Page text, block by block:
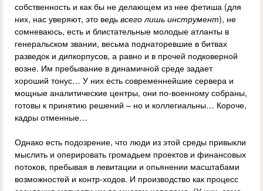
собственность и как бы не делающем из нее фетиша (для
них, нас уверяют, это ведь всего лишь инструмент), не
сомневаюсь, есть и блистательные молодые атланты в
генеральском звании, весьма поднаторевшие в битвах
разведок и дипкорпусов, а равно и в прочей подковерной
возне. Им пребывание в динамичной среде задает
хороший тонус… У них есть современнейшие сервера и
мощные аналитические центры, они по-военному собраны,
готовы к принятию решений – но и коллегиальны… Короче,
кадры отменные…
Однако есть подозрение, что люди из этой среды привыкли
мыслить и оперировать громадьем проектов и финансовых
потоков, пребывая в левитации и опьянении масштабами
возможностей и контр-ходов. И производство как процесс